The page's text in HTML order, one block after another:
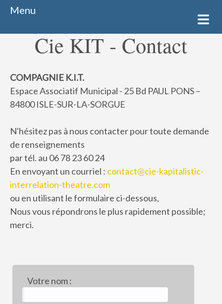
Menu
Cie KIT - Contact
COMPAGNIE K.I.T.
Espace Associatif Municipal - 25 Bd PAUL PONS –
84800 ISLE-SUR-LA-SORGUE
N'hésitez pas à nous contacter pour toute demande
de renseignements
par tél. au 06 78 23 60 24
En envoyant un courriel : contact@cie-kapitalistic-
interrelation-theatre.com
ou en utilisant le formulaire ci-dessous,
Nous vous répondrons le plus rapidement possible;
merci.
Votre nom :